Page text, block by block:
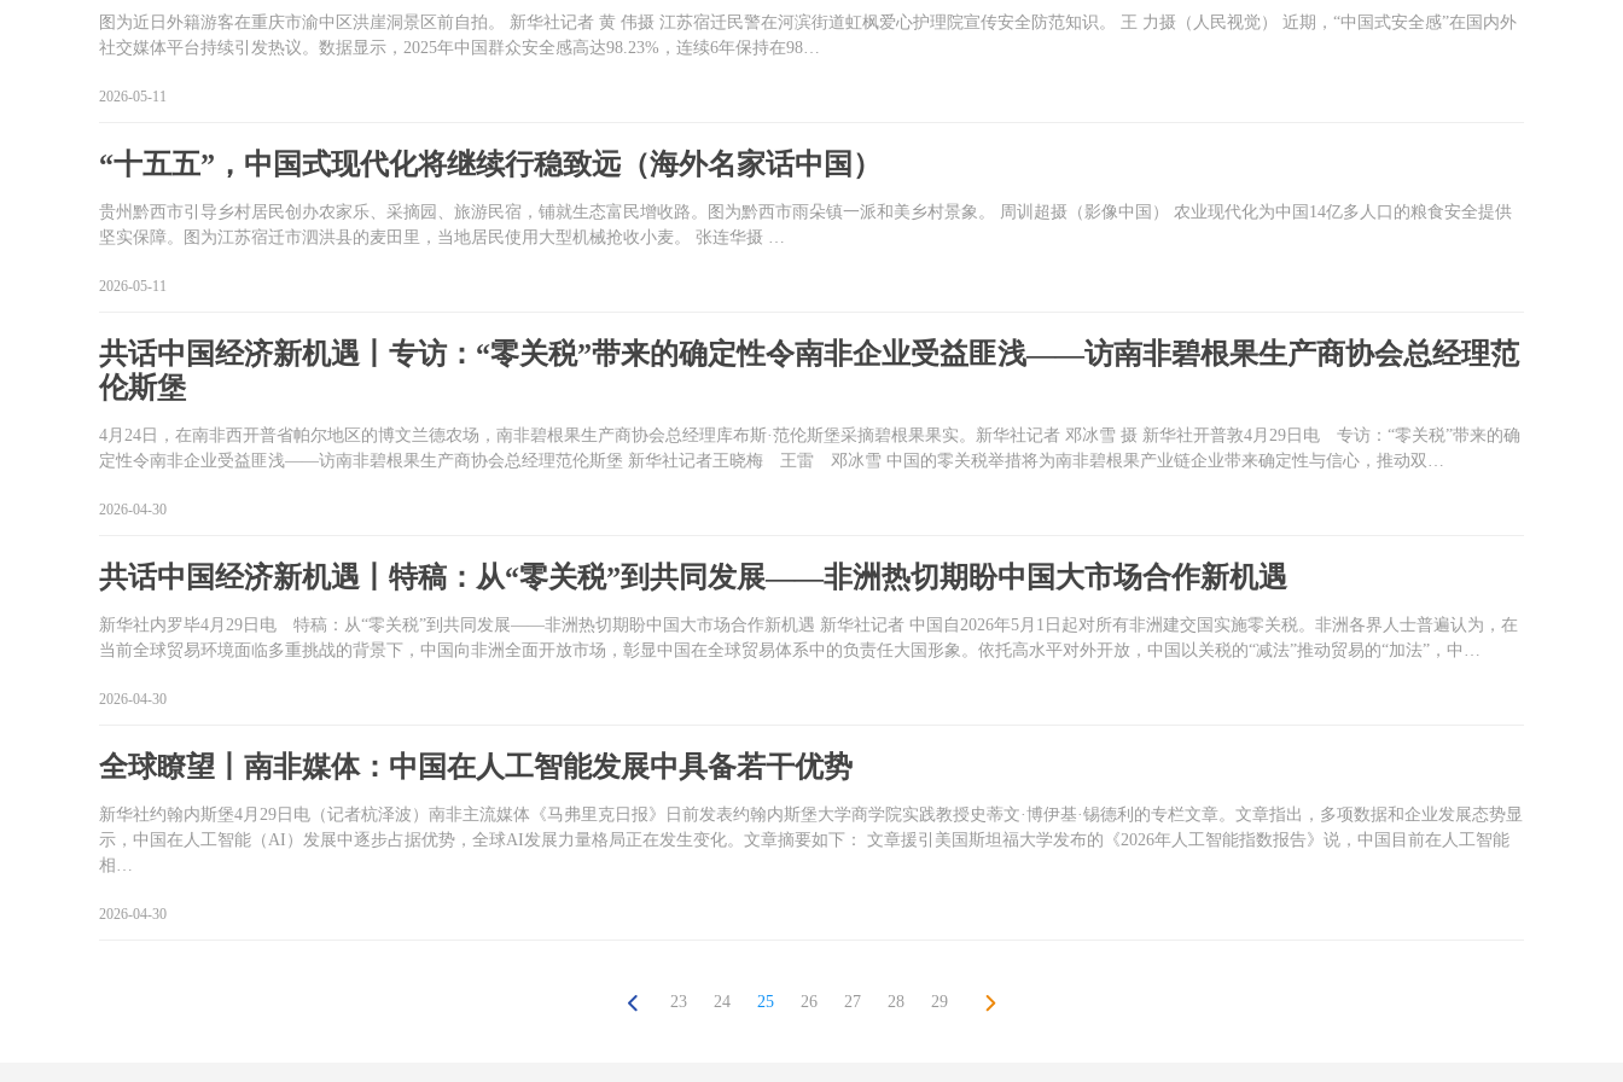
图为近日外籍游客在重庆市渝中区洪崖洞景区前自拍。 新华社记者 黄 伟摄 江苏宿迁民警在河滨街道虹枫爱心护理院宣传安全防范知识。 王 力摄（人民视觉） 近期，“中国式安全感”在国内外
社交媒体平台持续引发热议。数据显示，2025年中国群众安全感高达98.23%，连续6年保持在98…
2026-05-11
“十五五”，中国式现代化将继续行稳致远（海外名家话中国）
贵州黔西市引导乡村居民创办农家乐、采摘园、旅游民宿，铺就生态富民增收路。图为黔西市雨朵镇一派和美乡村景象。 周训超摄（影像中国） 农业现代化为中国14亿多人口的粮食安全提供
坚实保障。图为江苏宿迁市泗洪县的麦田里，当地居民使用大型机械抢收小麦。 张连华摄 …
2026-05-11
共话中国经济新机遇丨专访：“零关税”带来的确定性令南非企业受益匪浅——访南非碧根果生产商协会总经理范
伦斯堡
4月24日，在南非西开普省帕尔地区的博文兰德农场，南非碧根果生产商协会总经理库布斯·范伦斯堡采摘碧根果果实。新华社记者 邓冰雪 摄 新华社开普敦4月29日电 专访：“零关税”带来的确
定性令南非企业受益匪浅——访南非碧根果生产商协会总经理范伦斯堡 新华社记者王晓梅 王雷 邓冰雪 中国的零关税举措将为南非碧根果产业链企业带来确定性与信心，推动双…
2026-04-30
共话中国经济新机遇丨特稿：从“零关税”到共同发展——非洲热切期盼中国大市场合作新机遇
新华社内罗毕4月29日电 特稿：从“零关税”到共同发展——非洲热切期盼中国大市场合作新机遇 新华社记者 中国自2026年5月1日起对所有非洲建交国实施零关税。非洲各界人士普遍认为，在
当前全球贸易环境面临多重挑战的背景下，中国向非洲全面开放市场，彰显中国在全球贸易体系中的负责任大国形象。依托高水平对外开放，中国以关税的“减法”推动贸易的“加法”，中…
2026-04-30
全球瞭望丨南非媒体：中国在人工智能发展中具备若干优势
新华社约翰内斯堡4月29日电（记者杭泽波）南非主流媒体《马弗里克日报》日前发表约翰内斯堡大学商学院实践教授史蒂文·博伊基·锡德利的专栏文章。文章指出，多项数据和企业发展态势显
示，中国在人工智能（AI）发展中逐步占据优势，全球AI发展力量格局正在发生变化。文章摘要如下： 文章援引美国斯坦福大学发布的《2026年人工智能指数报告》说，中国目前在人工智能
相…
2026-04-30
23 24 25 26 27 28 29